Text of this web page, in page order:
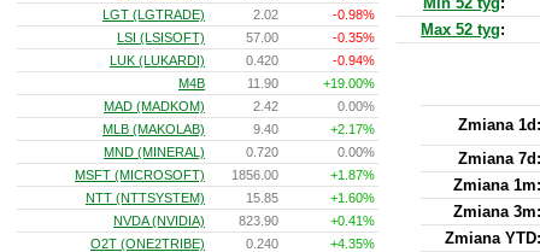
Max 52 tyg:
Zmiana 1d:
Zmiana 7d:
Zmiana 1m:
Zmiana 3m:
Zmiana YTD:
LGT (LGTRADE)
2.02
-0.98%
LSI (LSISOFT)
57.00
-0.35%
LUK (LUKARDI)
0.420
-0.94%
M4B
11.90
+19.00%
MAD (MADKOM)
2.42
0.00%
MLB (MAKOLAB)
9.40
+2.17%
MND (MINERAL)
0.720
0.00%
MSFT (MICROSOFT)
1856.00
+1.87%
NTT (NTTSYSTEM)
15.85
+1.60%
NVDA (NVIDIA)
823.90
+0.41%
O2T (ONE2TRIBE)
0.240
+4.35%